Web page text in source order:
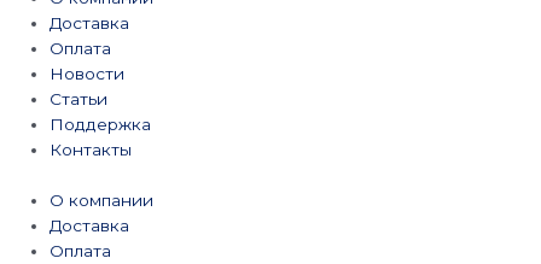
Доставка
Оплата
Новости
Статьи
Поддержка
Контакты
О компании
Доставка
Оплата